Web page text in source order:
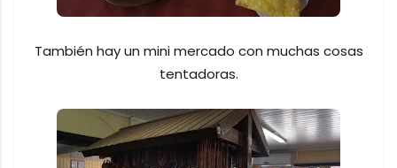
También hay un mini mercado con muchas cosas
tentadoras.